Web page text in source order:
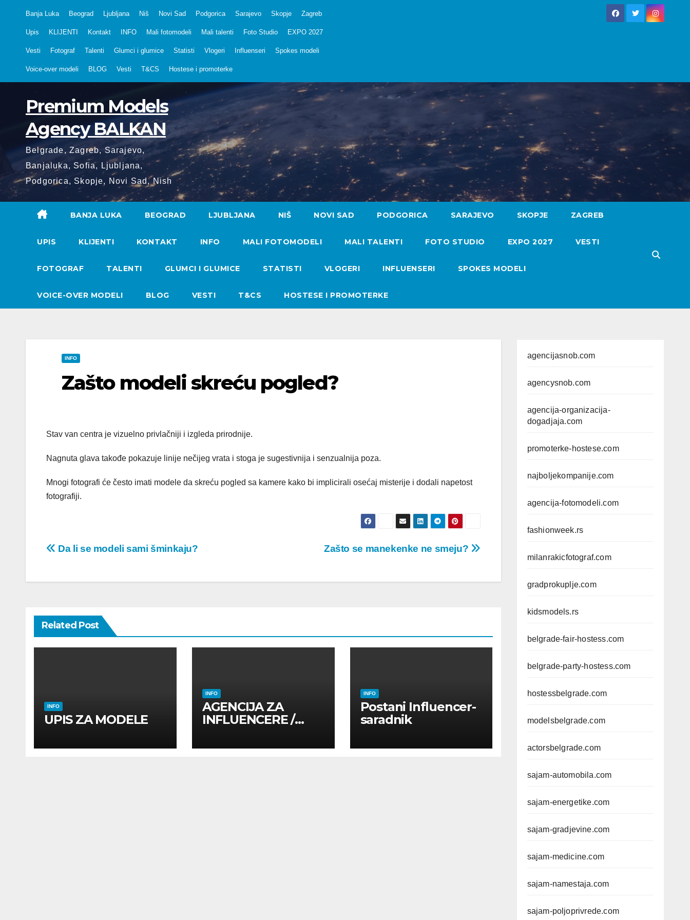
Banja Luka Beograd Ljubljana Niš Novi Sad Podgorica Sarajevo Skopje Zagreb
Upis KLIJENTI Kontakt INFO Mali fotomodeli Mali talenti Foto Studio EXPO 2027
Vesti Fotograf Talenti Glumci i glumice Statisti Vlogeri Influenseri Spokes modeli
Voice-over modeli BLOG Vesti T&CS Hostese i promoterke
Premium Models
Agency BALKAN
Belgrade, Zagreb, Sarajevo,
Banjaluka, Sofia, Ljubljana,
Podgorica, Skopje, Novi Sad, Nish
BANJA LUKA BEOGRAD LJUBLJANA NIŠ NOVI SAD PODGORICA SARAJEVO SKOPJE ZAGREB
UPIS KLIJENTI KONTAKT INFO MALI FOTOMODELI MALI TALENTI FOTO STUDIO EXPO 2027 VESTI
FOTOGRAF TALENTI GLUMCI I GLUMICE STATISTI VLOGERI INFLUENSERI SPOKES MODELI
VOICE-OVER MODELI BLOG VESTI T&CS HOSTESE I PROMOTERKE
INFO
Zašto modeli skreću pogled?
Stav van centra je vizuelno privlačniji i izgleda prirodnije.
Nagnuta glava takođe pokazuje linije nečijeg vrata i stoga je sugestivnija i senzualnija poza.
Mnogi fotografi će često imati modele da skreću pogled sa kamere kako bi implicirali osećaj misterije i dodali napetost
fotografiji.
Post
Zašto se manekenke ne smeju?
Da li se modeli sami šminkaju?
Related Post
INFO
UPIS ZA MODELE
INFO
AGENCIJA ZA
INFLUENCERE /
UTICAJNE OSOBE
INFO
Postani Influencer-
saradnik
agencijasnob.com
agencysnob.com
agencija-organizacija-
dogadjaja.com
promoterke-hostese.com
najboljekompanije.com
agencija-fotomodeli.com
fashionweek.rs
milanrakicfotograf.com
gradprokuplje.com
kidsmodels.rs
belgrade-fair-hostess.com
belgrade-party-hostess.com
hostessbelgrade.com
modelsbelgrade.com
actorsbelgrade.com
sajam-automobila.com
sajam-energetike.com
sajam-gradjevine.com
sajam-medicine.com
sajam-namestaja.com
sajam-poljoprivrede.com